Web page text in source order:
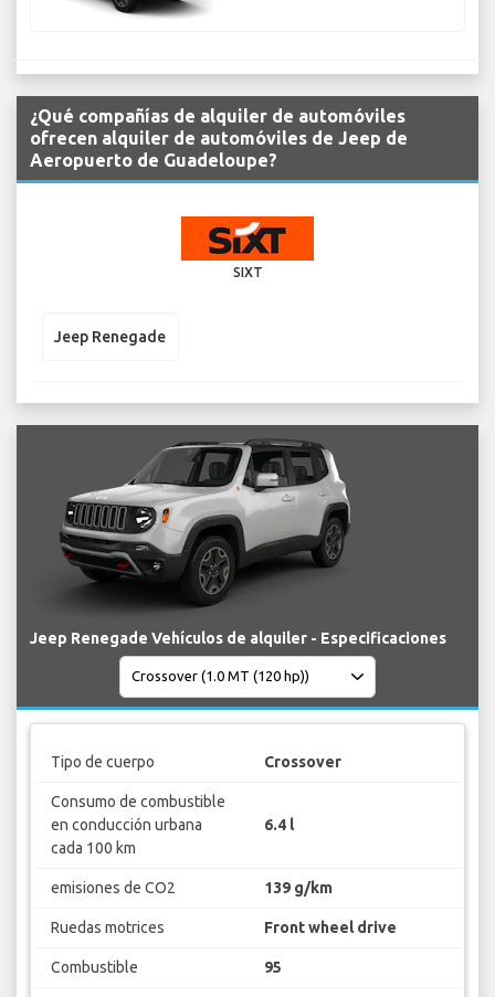
¿Qué compañías de alquiler de automóviles
ofrecen alquiler de automóviles de Jeep de
Aeropuerto de Guadeloupe?
SIXT
Jeep Renegade
Jeep Renegade Vehículos de alquiler - Especificaciones
Tipo de cuerpo Crossover
Consumo de combustible
en conducción urbana
cada 100 km
6.4 l
emisiones de CO2 139 g/km
Ruedas motrices Front wheel drive
Combustible 95